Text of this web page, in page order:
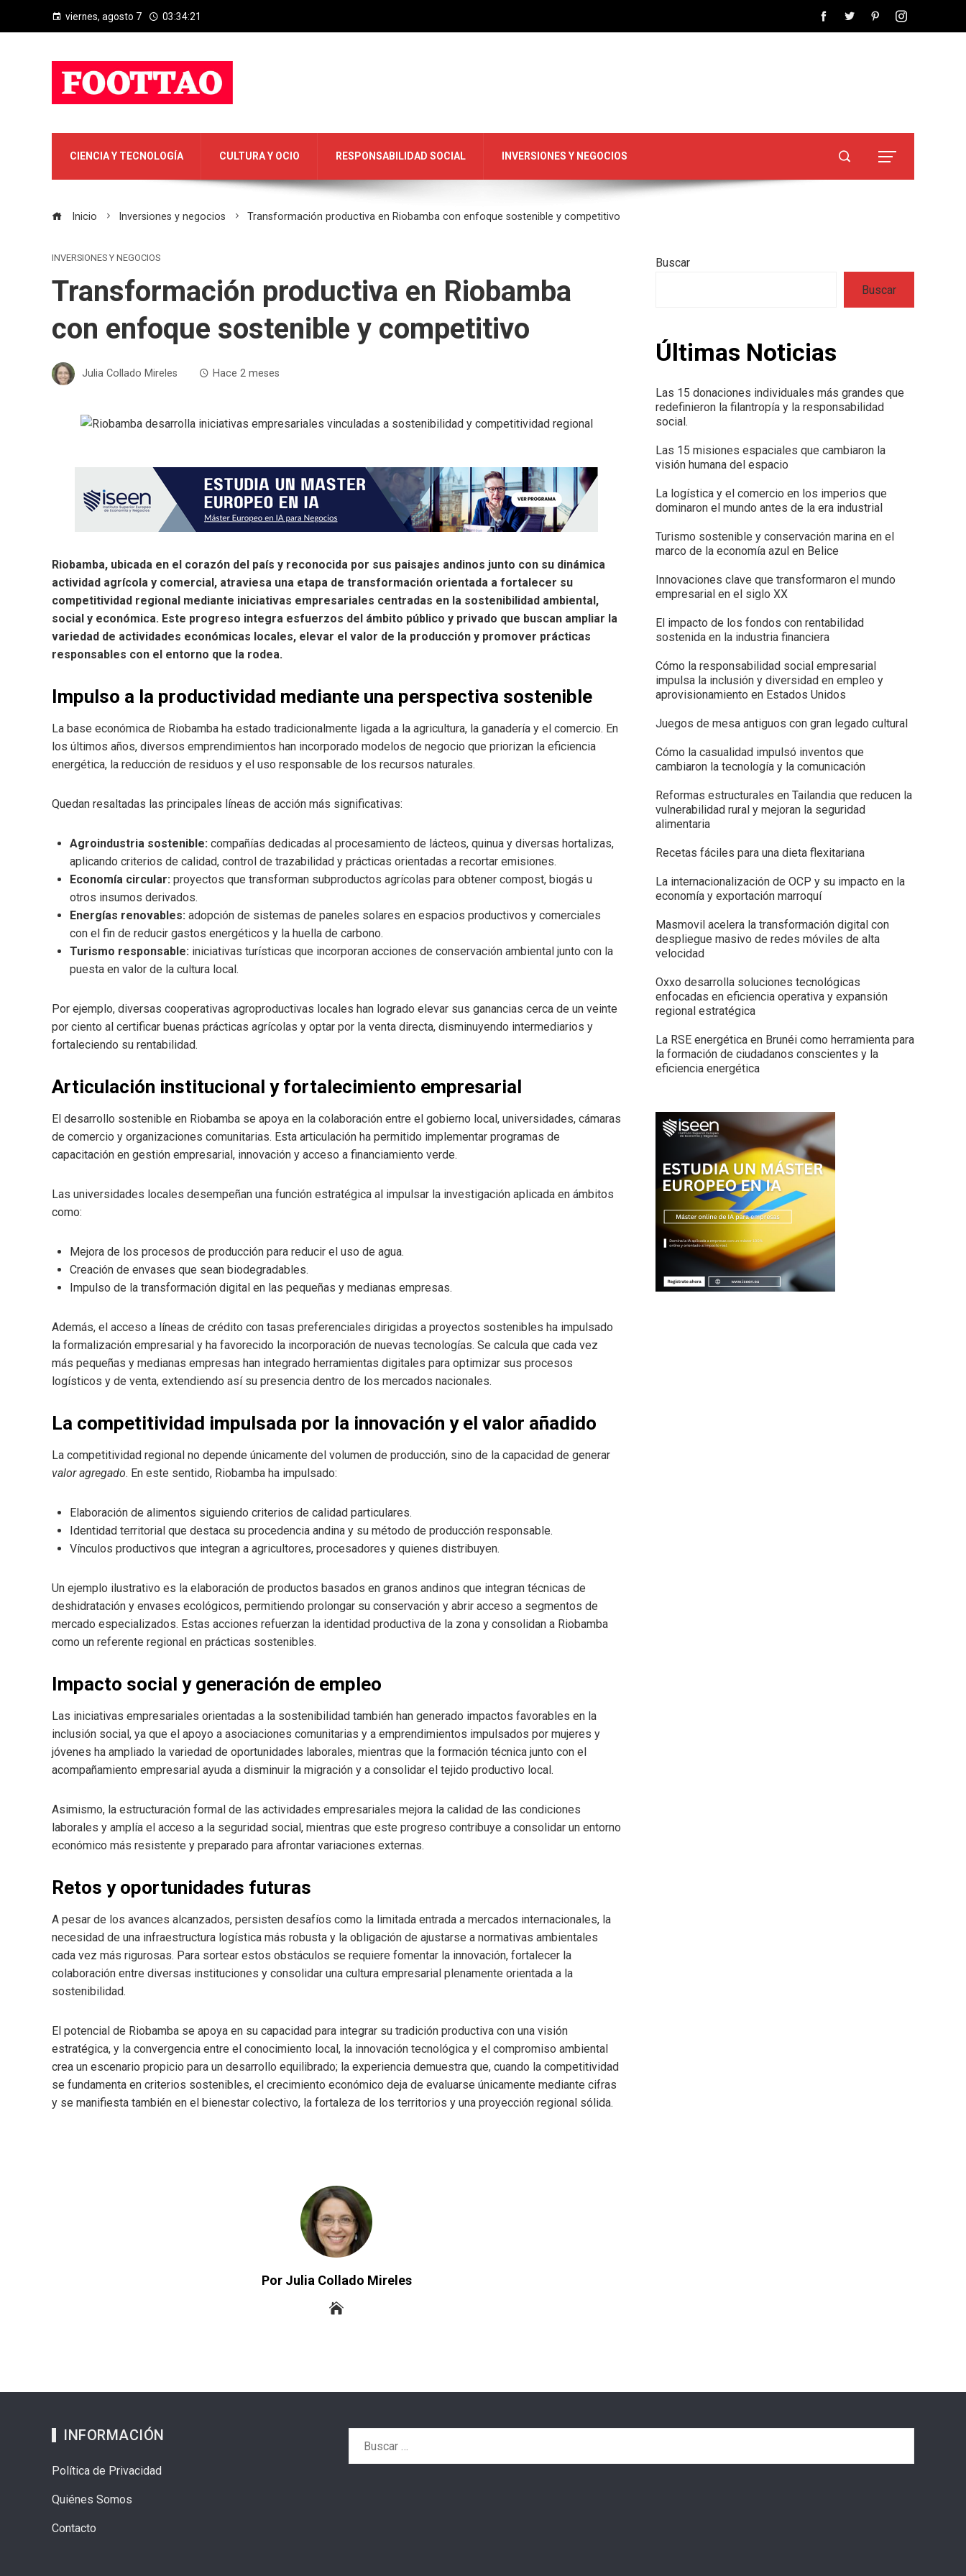
viernes, agosto 7 03:34:22
CIENCIA Y TECNOLOGÍA CULTURA Y OCIO RESPONSABILIDAD SOCIAL INVERSIONES Y NEGOCIOS
Inicio Inversiones y negocios Transformación productiva en Riobamba con enfoque sostenible y competitivo
INVERSIONES Y NEGOCIOS
Transformación productiva en Riobamba
con enfoque sostenible y competitivo
Julia Collado Mireles Hace 2 meses
Riobamba, ubicada en el corazón del país y reconocida por sus paisajes andinos junto con su dinámica
actividad agrícola y comercial, atraviesa una etapa de transformación orientada a fortalecer su
competitividad regional mediante iniciativas empresariales centradas en la sostenibilidad ambiental,
social y económica. Este progreso integra esfuerzos del ámbito público y privado que buscan ampliar la
variedad de actividades económicas locales, elevar el valor de la producción y promover prácticas
responsables con el entorno que la rodea.
Impulso a la productividad mediante una perspectiva sostenible
La base económica de Riobamba ha estado tradicionalmente ligada a la agricultura, la ganadería y el comercio. En
los últimos años, diversos emprendimientos han incorporado modelos de negocio que priorizan la eficiencia
energética, la reducción de residuos y el uso responsable de los recursos naturales.
Quedan resaltadas las principales líneas de acción más significativas:
Agroindustria sostenible: compañías dedicadas al procesamiento de lácteos, quinua y diversas hortalizas,
aplicando criterios de calidad, control de trazabilidad y prácticas orientadas a recortar emisiones.
Economía circular: proyectos que transforman subproductos agrícolas para obtener compost, biogás u
otros insumos derivados.
Energías renovables: adopción de sistemas de paneles solares en espacios productivos y comerciales
con el fin de reducir gastos energéticos y la huella de carbono.
Turismo responsable: iniciativas turísticas que incorporan acciones de conservación ambiental junto con la
puesta en valor de la cultura local.
Por ejemplo, diversas cooperativas agroproductivas locales han logrado elevar sus ganancias cerca de un veinte
por ciento al certificar buenas prácticas agrícolas y optar por la venta directa, disminuyendo intermediarios y
fortaleciendo su rentabilidad.
Articulación institucional y fortalecimiento empresarial
El desarrollo sostenible en Riobamba se apoya en la colaboración entre el gobierno local, universidades, cámaras
de comercio y organizaciones comunitarias. Esta articulación ha permitido implementar programas de
capacitación en gestión empresarial, innovación y acceso a financiamiento verde.
Las universidades locales desempeñan una función estratégica al impulsar la investigación aplicada en ámbitos
como:
Mejora de los procesos de producción para reducir el uso de agua.
Creación de envases que sean biodegradables.
Impulso de la transformación digital en las pequeñas y medianas empresas.
Además, el acceso a líneas de crédito con tasas preferenciales dirigidas a proyectos sostenibles ha impulsado
la formalización empresarial y ha favorecido la incorporación de nuevas tecnologías. Se calcula que cada vez
más pequeñas y medianas empresas han integrado herramientas digitales para optimizar sus procesos
logísticos y de venta, extendiendo así su presencia dentro de los mercados nacionales.
La competitividad impulsada por la innovación y el valor añadido
La competitividad regional no depende únicamente del volumen de producción, sino de la capacidad de generar
valor agregado. En este sentido, Riobamba ha impulsado:
Elaboración de alimentos siguiendo criterios de calidad particulares.
Identidad territorial que destaca su procedencia andina y su método de producción responsable.
Vínculos productivos que integran a agricultores, procesadores y quienes distribuyen.
Un ejemplo ilustrativo es la elaboración de productos basados en granos andinos que integran técnicas de
deshidratación y envases ecológicos, permitiendo prolongar su conservación y abrir acceso a segmentos de
mercado especializados. Estas acciones refuerzan la identidad productiva de la zona y consolidan a Riobamba
como un referente regional en prácticas sostenibles.
Impacto social y generación de empleo
Las iniciativas empresariales orientadas a la sostenibilidad también han generado impactos favorables en la
inclusión social, ya que el apoyo a asociaciones comunitarias y a emprendimientos impulsados por mujeres y
jóvenes ha ampliado la variedad de oportunidades laborales, mientras que la formación técnica junto con el
acompañamiento empresarial ayuda a disminuir la migración y a consolidar el tejido productivo local.
Asimismo, la estructuración formal de las actividades empresariales mejora la calidad de las condiciones
laborales y amplía el acceso a la seguridad social, mientras que este progreso contribuye a consolidar un entorno
económico más resistente y preparado para afrontar variaciones externas.
Retos y oportunidades futuras
A pesar de los avances alcanzados, persisten desafíos como la limitada entrada a mercados internacionales, la
necesidad de una infraestructura logística más robusta y la obligación de ajustarse a normativas ambientales
cada vez más rigurosas. Para sortear estos obstáculos se requiere fomentar la innovación, fortalecer la
colaboración entre diversas instituciones y consolidar una cultura empresarial plenamente orientada a la
sostenibilidad.
El potencial de Riobamba se apoya en su capacidad para integrar su tradición productiva con una visión
estratégica, y la convergencia entre el conocimiento local, la innovación tecnológica y el compromiso ambiental
crea un escenario propicio para un desarrollo equilibrado; la experiencia demuestra que, cuando la competitividad
se fundamenta en criterios sostenibles, el crecimiento económico deja de evaluarse únicamente mediante cifras
y se manifiesta también en el bienestar colectivo, la fortaleza de los territorios y una proyección regional sólida.
Por Julia Collado Mireles
Buscar
Buscar
Últimas Noticias
Las 15 donaciones individuales más grandes que
redefinieron la filantropía y la responsabilidad
social.
Las 15 misiones espaciales que cambiaron la
visión humana del espacio
La logística y el comercio en los imperios que
dominaron el mundo antes de la era industrial
Turismo sostenible y conservación marina en el
marco de la economía azul en Belice
Innovaciones clave que transformaron el mundo
empresarial en el siglo XX
El impacto de los fondos con rentabilidad
sostenida en la industria financiera
Cómo la responsabilidad social empresarial
impulsa la inclusión y diversidad en empleo y
aprovisionamiento en Estados Unidos
Juegos de mesa antiguos con gran legado cultural
Cómo la casualidad impulsó inventos que
cambiaron la tecnología y la comunicación
Reformas estructurales en Tailandia que reducen la
vulnerabilidad rural y mejoran la seguridad
alimentaria
Recetas fáciles para una dieta flexitariana
La internacionalización de OCP y su impacto en la
economía y exportación marroquí
Masmovil acelera la transformación digital con
despliegue masivo de redes móviles de alta
velocidad
Oxxo desarrolla soluciones tecnológicas
enfocadas en eficiencia operativa y expansión
regional estratégica
La RSE energética en Brunéi como herramienta para
la formación de ciudadanos conscientes y la
eficiencia energética
INFORMACIÓN
Política de Privacidad
Quiénes Somos
Contacto